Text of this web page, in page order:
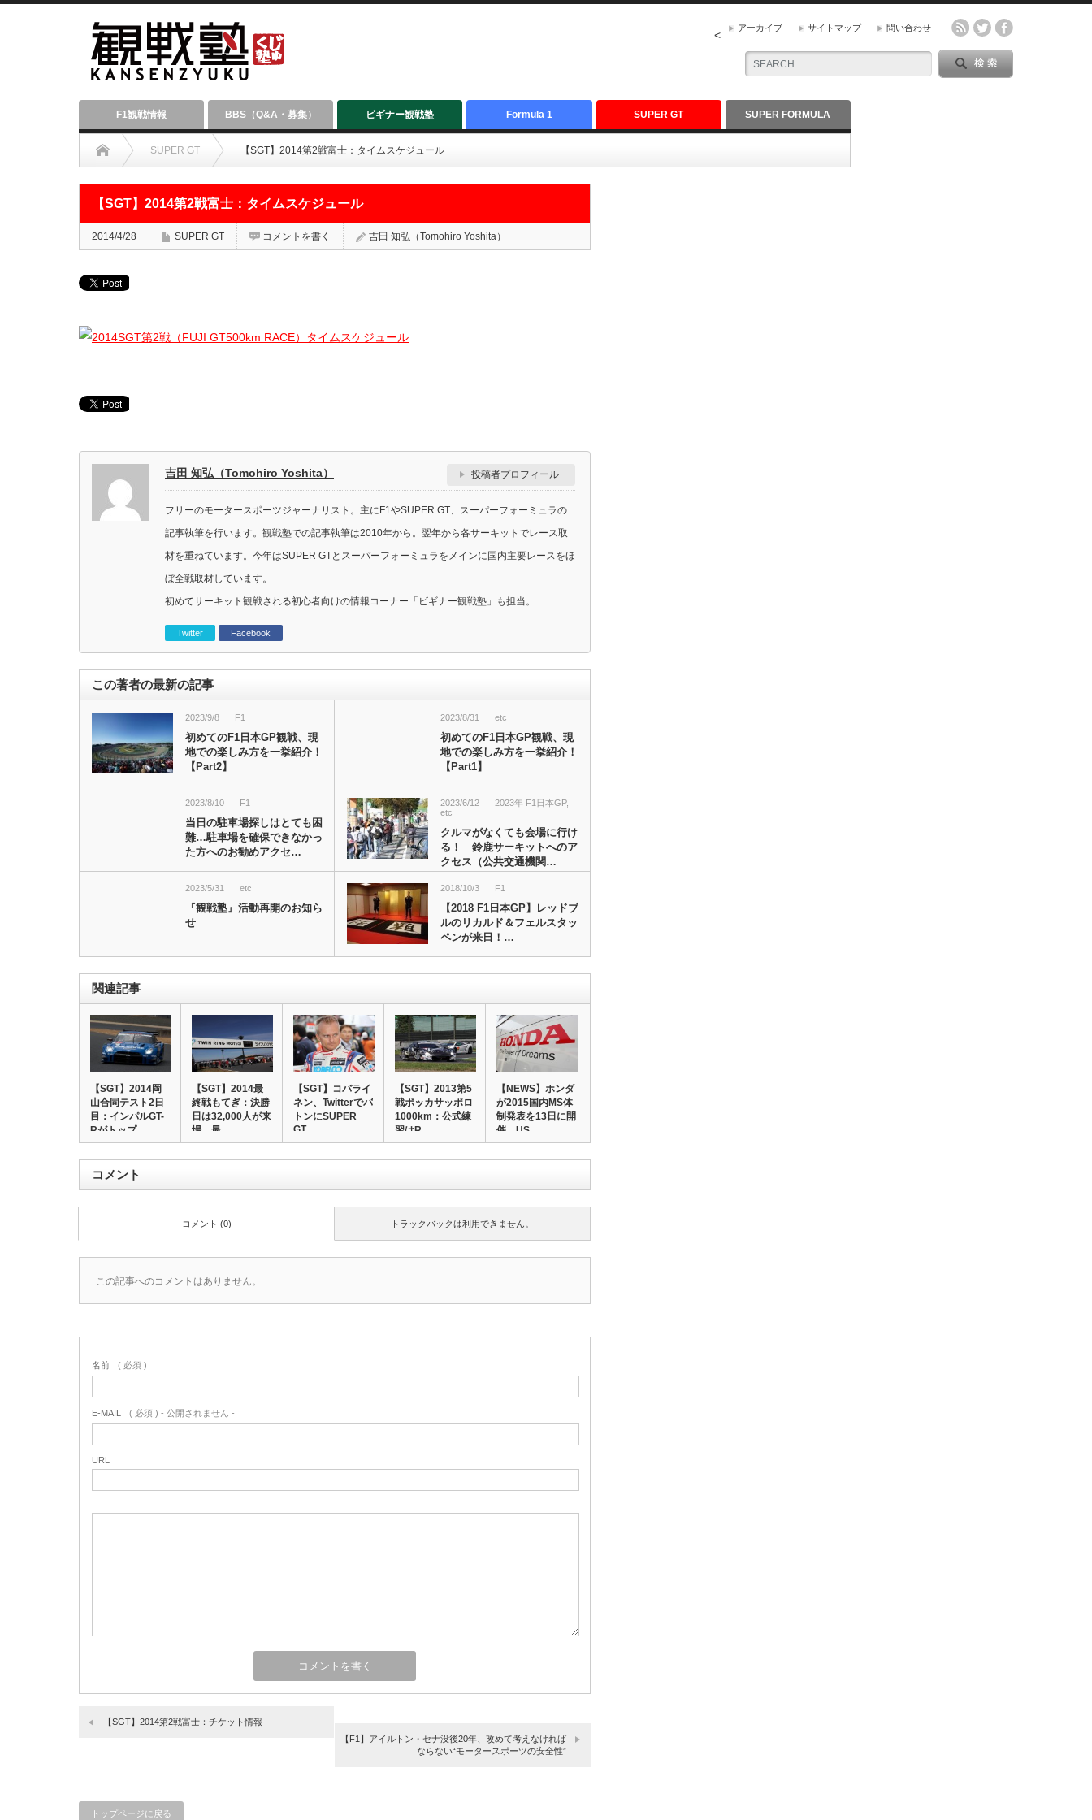
アーカイブ サイトマップ 問い合わせ
<
F1観戦情報 BBS（Q&A・募集） ビギナー観戦塾 Formula 1 SUPER GT SUPER FORMULA
SUPER GT 【SGT】2014第2戦富士：タイムスケジュール
【SGT】2014第2戦富士：タイムスケジュール
2014/4/28 SUPER GT コメントを書く 吉田 知弘（Tomohiro Yoshita）
吉田 知弘（Tomohiro Yoshita） 投稿者プロフィール
フリーのモータースポーツジャーナリスト。主にF1やSUPER GT、スーパーフォーミュラの
記事執筆を行います。観戦塾での記事執筆は2010年から。翌年から各サーキットでレース取
材を重ねています。今年はSUPER GTとスーパーフォーミュラをメインに国内主要レースをほ
ぼ全戦取材しています。
初めてサーキット観戦される初心者向けの情報コーナー「ビギナー観戦塾」も担当。
Twitter Facebook
この著者の最新の記事
2023/9/8 F1
初めてのF1日本GP観戦、現
地での楽しみ方を一挙紹介！
【Part2】
2023/8/31 etc
初めてのF1日本GP観戦、現
地での楽しみ方を一挙紹介！
【Part1】
2023/8/10 F1
当日の駐車場探しはとても困
難…駐車場を確保できなかっ
た方へのお勧めアクセ…
2023/6/12 2023年 F1日本GP,
etc
クルマがなくても会場に行け
る！ 鈴鹿サーキットへのア
クセス（公共交通機関…
2023/5/31 etc
『観戦塾』活動再開のお知ら
せ
2018/10/3 F1
【2018 F1日本GP】レッドブ
ルのリカルド＆フェルスタッ
ペンが来日！…
関連記事
【SGT】2014岡
山合同テスト2日
目：インパルGT-
Rがトップ…
【SGT】2014最
終戦もてぎ：決勝
日は32,000人が来
場、最…
【SGT】コバライ
ネン、Twitterでバ
トンにSUPER
GT…
【SGT】2013第5
戦ポッカサッポロ
1000km：公式練
習はR…
【NEWS】ホンダ
が2015国内MS体
制発表を13日に開
催、US…
コメント
トラックバックは利用できません。
コメント (0)
この記事へのコメントはありません。
名前 ( 必須 )
E-MAIL ( 必須 ) - 公開されません -
URL
【SGT】2014第2戦富士：チケット情報
【F1】アイルトン・セナ没後20年、改めて考えなければ
ならない“モータースポーツの安全性”
トップページに戻る